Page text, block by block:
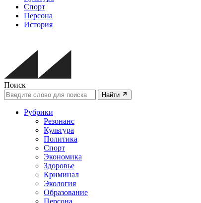
Спорт
Персона
История
Поиск
Найти
Рубрики
Резонанс
Культура
Политика
Спорт
Экономика
Здоровье
Криминал
Экология
Образование
Персона